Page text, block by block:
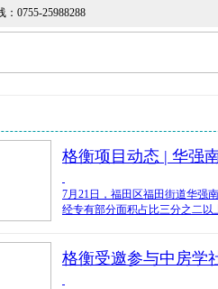
：0755-25988288
格衡项目动态 | 华强
7月21日，福田区福田街道华强
经专有部分面积占比三分之二
格衡受邀参与中房学